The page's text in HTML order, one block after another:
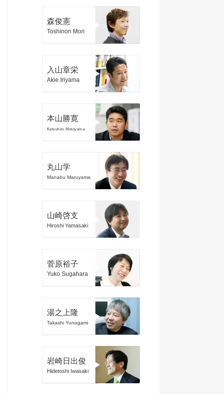
森俊憲
Toshinori Mori
入山章栄
Akie Iriyama
本山勝寛
Katsuhiro Motoyama
丸山学
Manabu Maruyama
山崎啓支
Hiroshi Yamasaki
菅原裕子
Yuko Sugahara
湯之上隆
Takashi Yunogami
岩崎日出俊
Hidetoshi Iwasaki